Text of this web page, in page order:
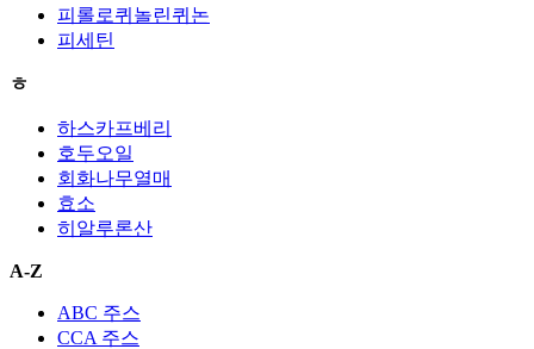
피롤로퀴놀린퀴논
피세틴
ㅎ
하스카프베리
호두오일
회화나무열매
효소
히알루론산
A-Z
ABC 주스
CCA 주스